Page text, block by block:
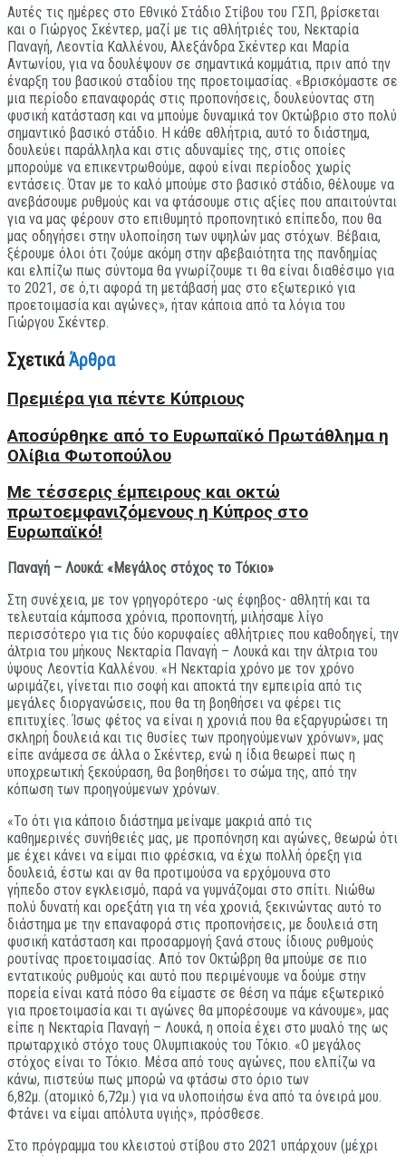
Αυτές τις ημέρες στο Εθνικό Στάδιο Στίβου του ΓΣΠ, βρίσκεται
και ο Γιώργος Σκέντερ, μαζί με τις αθλήτριές του, Νεκταρία
Παναγή, Λεοντία Καλλένου, Αλεξάνδρα Σκέντερ και Μαρία
Αντωνίου, για να δουλέψουν σε σημαντικά κομμάτια, πριν από την
έναρξη του βασικού σταδίου της προετοιμασίας. «Βρισκόμαστε σε
μια περίοδο επαναφοράς στις προπονήσεις, δουλεύοντας στη
φυσική κατάσταση και να μπούμε δυναμικά τον Οκτώβριο στο πολύ
σημαντικό βασικό στάδιο. Η κάθε αθλήτρια, αυτό το διάστημα,
δουλεύει παράλληλα και στις αδυναμίες της, στις οποίες
μπορούμε να επικεντρωθούμε, αφού είναι περίοδος χωρίς
εντάσεις. Όταν με το καλό μπούμε στο βασικό στάδιο, θέλουμε να
ανεβάσουμε ρυθμούς και να φτάσουμε στις αξίες που απαιτούνται
για να μας φέρουν στο επιθυμητό προπονητικό επίπεδο, που θα
μας οδηγήσει στην υλοποίηση των υψηλών μας στόχων. Βέβαια,
ξέρουμε όλοι ότι ζούμε ακόμη στην αβεβαιότητα της πανδημίας
και ελπίζω πως σύντομα θα γνωρίζουμε τι θα είναι διαθέσιμο για
το 2021, σε ό,τι αφορά τη μετάβασή μας στο εξωτερικό για
προετοιμασία και αγώνες», ήταν κάποια από τα λόγια του
Γιώργου Σκέντερ.
ΣχετικάΆρθρα
Πρεμιέρα για πέντε Κύπριους
Aποσύρθηκε από το Ευρωπαϊκό Πρωτάθλημα η
Ολίβια Φωτοπούλου
Με τέσσερις έμπειρους και οκτώ
πρωτοεμφανιζόμενους η Κύπρος στο
Ευρωπαϊκό!
Παναγή – Λουκά: «Μεγάλος στόχος το Τόκιο»
Στη συνέχεια, με τον γρηγορότερο -ως έφηβος- αθλητή και τα
τελευταία κάμποσα χρόνια, προπονητή, μιλήσαμε λίγο
περισσότερο για τις δύο κορυφαίες αθλήτριες που καθοδηγεί, την
άλτρια του μήκους Νεκταρία Παναγή – Λουκά και την άλτρια του
ύψους Λεοντία Καλλένου. «Η Νεκταρία χρόνο με τον χρόνο
ωριμάζει, γίνεται πιο σοφή και αποκτά την εμπειρία από τις
μεγάλες διοργανώσεις, που θα τη βοηθήσει να φέρει τις
επιτυχίες. Ίσως φέτος να είναι η χρονιά που θα εξαργυρώσει τη
σκληρή δουλειά και τις θυσίες των προηγούμενων χρόνων», μας
είπε ανάμεσα σε άλλα ο Σκέντερ, ενώ η ίδια θεωρεί πως η
υποχρεωτική ξεκούραση, θα βοηθήσει το σώμα της, από την
κόπωση των προηγούμενων χρόνων.
«Το ότι για κάποιο διάστημα μείναμε μακριά από τις
καθημερινές συνήθειές μας, με προπόνηση και αγώνες, θεωρώ ότι
με έχει κάνει να είμαι πιο φρέσκια, να έχω πολλή όρεξη για
δουλειά, έστω και αν θα προτιμούσα να ερχόμουνα στο
γήπεδο στον εγκλεισμό, παρά να γυμνάζομαι στο σπίτι. Νιώθω
πολύ δυνατή και ορεξάτη για τη νέα χρονιά, ξεκινώντας αυτό το
διάστημα με την επαναφορά στις προπονήσεις, με δουλειά στη
φυσική κατάσταση και προσαρμογή ξανά στους ίδιους ρυθμούς
ρουτίνας προετοιμασίας. Από τον Οκτώβρη θα μπούμε σε πιο
εντατικούς ρυθμούς και αυτό που περιμένουμε να δούμε στην
πορεία είναι κατά πόσο θα είμαστε σε θέση να πάμε εξωτερικό
για προετοιμασία και τι αγώνες θα μπορέσουμε να κάνουμε», μας
είπε η Νεκταρία Παναγή – Λουκά, η οποία έχει στο μυαλό της ως
πρωταρχικό στόχο τους Ολυμπιακούς του Τόκιο. «Ο μεγάλος
στόχος είναι το Τόκιο. Μέσα από τους αγώνες, που ελπίζω να
κάνω, πιστεύω πως μπορώ να φτάσω στο όριο των
6,82μ. (ατομικό 6,72μ.) για να υλοποιήσω ένα από τα όνειρά μου.
Φτάνει να είμαι απόλυτα υγιής», πρόσθεσε.
Στο πρόγραμμα του κλειστού στίβου στο 2021 υπάρχουν (μέχρι